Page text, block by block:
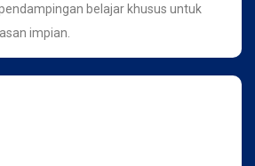
belajar khusus untuk
impian.